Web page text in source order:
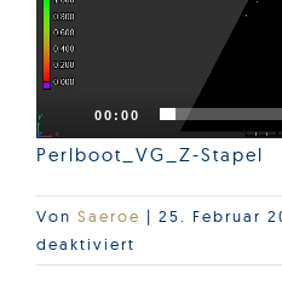
Events
00:00
Perlboot_VG_Z-Stapel
Von Saeroe | 25. Februar
deaktiviert